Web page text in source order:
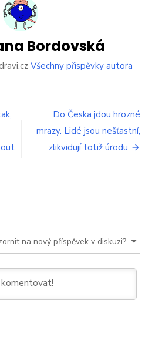
Bordovská
Všechny příspěvky autora
Do Česka jdou hrozné
mrazy. Lidé jsou nešťastní,
zlikvidují totiž úrodu
na nový příspěvek v diskuzi?